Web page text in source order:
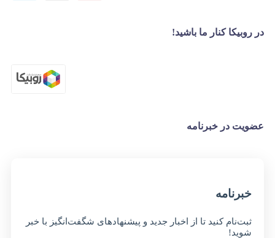
در روبیکا کنار ما باشید!
عضویت در خبرنامه
خبر‌نامه
ثبت‌نام کنید تا از اخبار جدید و پیشنهاد‌های شگفت‌انگیز با خبر
شوید!